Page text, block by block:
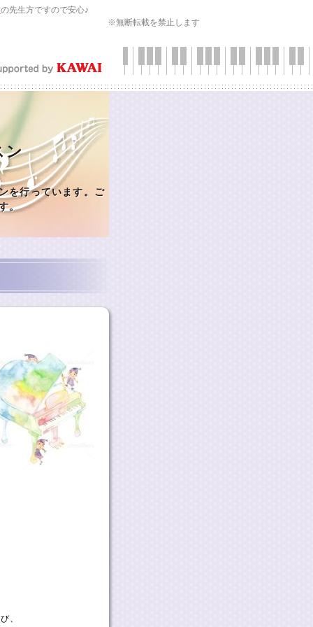
の先生方ですので安心♪
※無断転載を禁止します
ン
を行っています。ご
。
、